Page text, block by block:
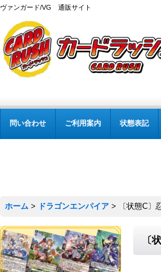
ヴァンガード/VG 通販サイト
問い合わせ ご利用案内 状態表記
ホーム > ドラゴンエンパイア > 〔状態C
〔